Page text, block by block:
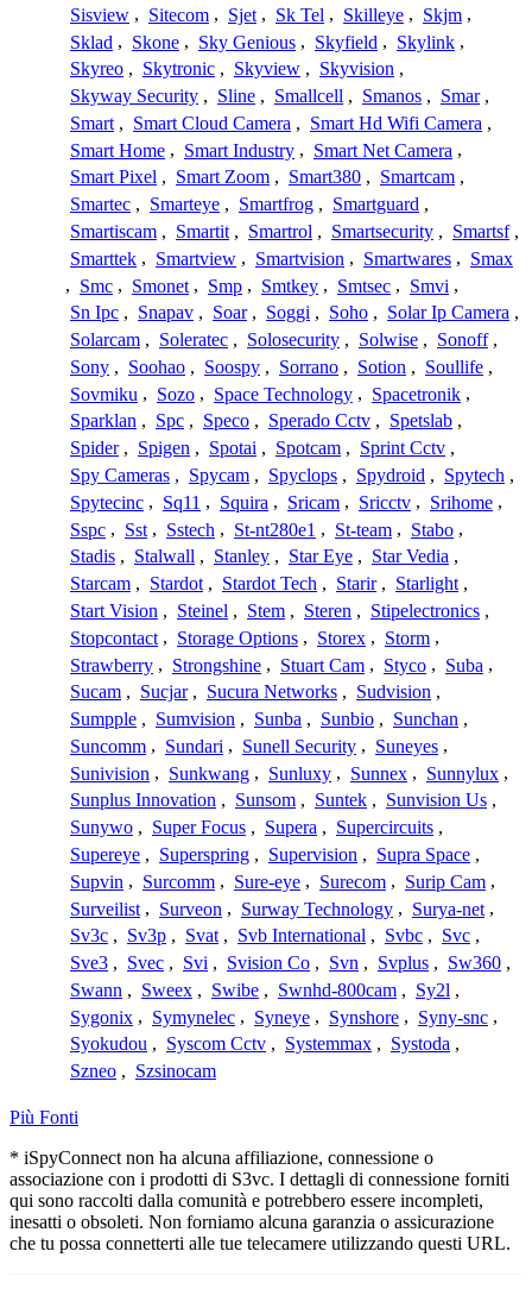
Sisview , Sitecom , Sjet , Sk Tel , Skilleye , Skjm ,
Sklad , Skone , Sky Genious , Skyfield , Skylink ,
Skyreo , Skytronic , Skyview , Skyvision ,
Skyway Security , Sline , Smallcell , Smanos , Smar ,
Smart , Smart Cloud Camera , Smart Hd Wifi Camera ,
Smart Home , Smart Industry , Smart Net Camera ,
Smart Pixel , Smart Zoom , Smart380 , Smartcam ,
Smartec , Smarteye , Smartfrog , Smartguard ,
Smartiscam , Smartit , Smartrol , Smartsecurity , Smartsf ,
Smarttek , Smartview , Smartvision , Smartwares , Smax
, Smc , Smonet , Smp , Smtkey , Smtsec , Smvi ,
Sn Ipc , Snapav , Soar , Soggi , Soho , Solar Ip Camera ,
Solarcam , Soleratec , Solosecurity , Solwise , Sonoff ,
Sony , Soohao , Soospy , Sorrano , Sotion , Soullife ,
Sovmiku , Sozo , Space Technology , Spacetronik ,
Sparklan , Spc , Speco , Sperado Cctv , Spetslab ,
Spider , Spigen , Spotai , Spotcam , Sprint Cctv ,
Spy Cameras , Spycam , Spyclops , Spydroid , Spytech ,
Spytecinc , Sq11 , Squira , Sricam , Sricctv , Srihome ,
Sspc , Sst , Sstech , St-nt280e1 , St-team , Stabo ,
Stadis , Stalwall , Stanley , Star Eye , Star Vedia ,
Starcam , Stardot , Stardot Tech , Starir , Starlight ,
Start Vision , Steinel , Stem , Steren , Stipelectronics ,
Stopcontact , Storage Options , Storex , Storm ,
Strawberry , Strongshine , Stuart Cam , Styco , Suba ,
Sucam , Sucjar , Sucura Networks , Sudvision ,
Sumpple , Sumvision , Sunba , Sunbio , Sunchan ,
Suncomm , Sundari , Sunell Security , Suneyes ,
Sunivision , Sunkwang , Sunluxy , Sunnex , Sunnylux ,
Sunplus Innovation , Sunsom , Suntek , Sunvision Us ,
Sunywo , Super Focus , Supera , Supercircuits ,
Supereye , Superspring , Supervision , Supra Space ,
Supvin , Surcomm , Sure-eye , Surecom , Surip Cam ,
Surveilist , Surveon , Surway Technology , Surya-net ,
Sv3c , Sv3p , Svat , Svb International , Svbc , Svc ,
Sve3 , Svec , Svi , Svision Co , Svn , Svplus , Sw360 ,
Swann , Sweex , Swibe , Swnhd-800cam , Sy2l ,
Sygonix , Symynelec , Syneye , Synshore , Syny-snc ,
Syokudou , Syscom Cctv , Systemmax , Systoda ,
Szneo , Szsinocam
Più Fonti
* iSpyConnect non ha alcuna affiliazione, connessione o
associazione con i prodotti di S3vc. I dettagli di connessione forniti
qui sono raccolti dalla comunità e potrebbero essere incompleti,
inesatti o obsoleti. Non forniamo alcuna garanzia o assicurazione
che tu possa connetterti alle tue telecamere utilizzando questi URL.